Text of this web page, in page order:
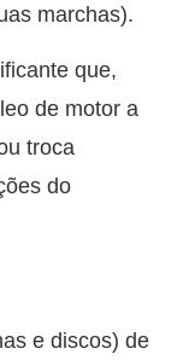
marchas).
que,
de motor a
troca
do
e discos) de